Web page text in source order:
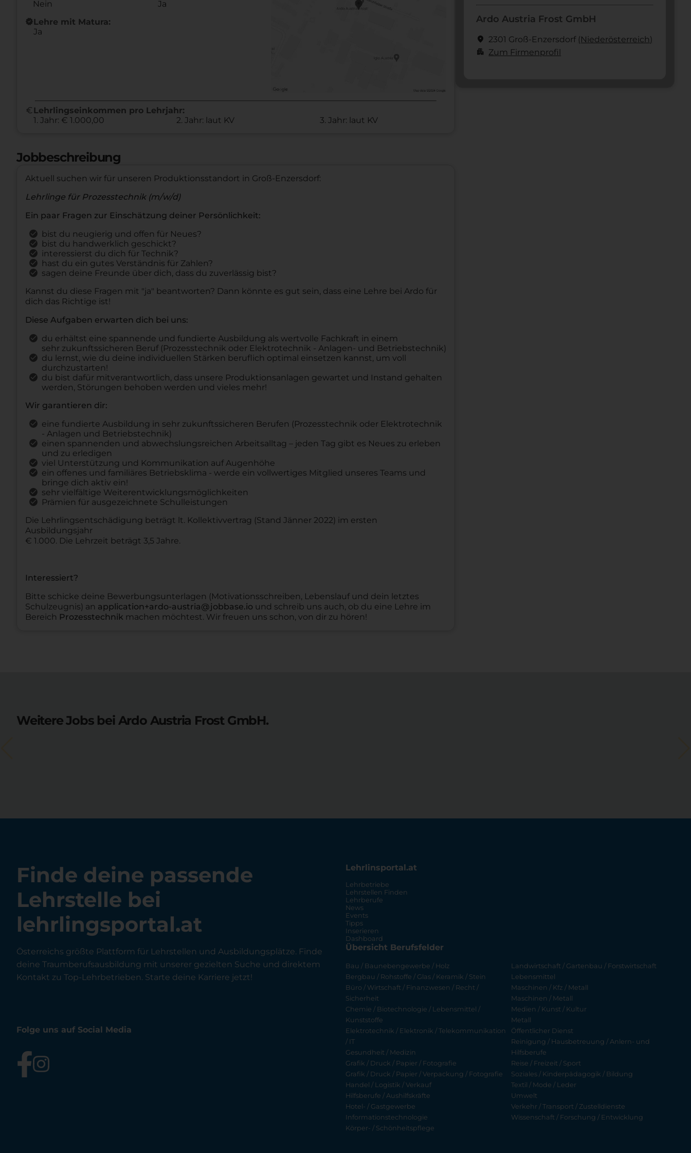
Nein
Ja
new_releasesLehre mit Matura:
Ja
euro Lehrlingseinkommen pro Lehrjahr:
1. Jahr: € 1.000,00
2. Jahr: laut KV 3. Jahr: laut KV
Jobbeschreibung
Aktuell suchen wir für unseren Produktionsstandort in Groß-Enzersdorf:
Lehrlinge für Prozesstechnik (m/w/d)
Ein paar Fragen zur Einschätzung deiner Persönlichkeit:
bist du neugierig und offen für Neues?
bist du handwerklich geschickt?
interessierst du dich für Technik?
hast du ein gutes Verständnis für Zahlen?
sagen deine Freunde über dich, dass du zuverlässig bist?
Kannst du diese Fragen mit "ja" beantworten? Dann könnte es gut sein, dass eine Lehre bei Ardo für
dich das Richtige ist!
Diese Aufgaben erwarten dich bei uns:
du erhältst eine spannende und fundierte Ausbildung als wertvolle Fachkraft in einem
sehr zukunftssicheren Beruf (Prozesstechnik oder Elektrotechnik - Anlagen- und Betriebstechnik)
du lernst, wie du deine individuellen Stärken beruflich optimal einsetzen kannst, um voll
durchzustarten!
du bist dafür mitverantwortlich, dass unsere Produktionsanlagen gewartet und Instand gehalten
werden, Störungen behoben werden und vieles mehr!
Wir garantieren dir:
eine fundierte Ausbildung in sehr zukunftssicheren Berufen (Prozesstechnik oder Elektrotechnik
- Anlagen und Betriebstechnik)
einen spannenden und abwechslungsreichen Arbeitsalltag – jeden Tag gibt es Neues zu erleben
und zu erledigen
viel Unterstützung und Kommunikation auf Augenhöhe
ein offenes und familiäres Betriebsklima - werde ein vollwertiges Mitglied unseres Teams und
bringe dich aktiv ein!
sehr vielfältige Weiterentwicklungsmöglichkeiten
Prämien für ausgezeichnete Schulleistungen
Die Lehrlingsentschädigung beträgt lt. Kollektivvertrag (Stand Jänner 2022) im ersten
Ausbildungsjahr
€ 1.000. Die Lehrzeit beträgt 3,5 Jahre.
Interessiert?
Bitte schicke deine Bewerbungsunterlagen (Motivationsschreiben, Lebenslauf und dein letztes
Schulzeugnis) an application+ardo-austria@jobbase.io und schreib uns auch, ob du eine Lehre im
Bereich Prozesstechnik machen möchtest. Wir freuen uns schon, von dir zu hören!
Ardo Austria Frost GmbH
location_on 2301 Groß-Enzersdorf (Nieder­österreich)
apartment Zum Firmenprofil
Weitere Jobs bei Ardo Austria Frost GmbH.
Finde deine passende
Lehrstelle bei
lehrlingsportal.at
Österreichs größte Plattform für Lehrstellen und Ausbildungsplätze. Finde
deine Traumberufsausbildung mit unserer gezielten Suche und direktem
Kontakt zu Top-Lehrbetrieben. Starte deine Karriere jetzt!
Folge uns auf Social Media
Lehrlinsportal.at
Lehrbetriebe
Lehrstellen Finden
Lehrberufe
News
Events
Tipps
Inserieren
Dashboard
Übersicht Berufsfelder
Bau / Baunebengewerbe / Holz
Bergbau / Rohstoffe / Glas / Keramik / Stein
Büro / Wirtschaft / Finanzwesen / Recht /
Sicherheit
Chemie / Biotechnologie / Lebensmittel /
Kunststoffe
Elektrotechnik / Elektronik / Telekommunikation
/ IT
Gesundheit / Medizin
Grafik / Druck / Papier / Fotografie
Grafik / Druck / Papier / Verpackung / Fotografie
Handel / Logistik / Verkauf
Hilfsberufe / Aushilfskräfte
Hotel- / Gastgewerbe
Informationstechnologie
Körper- / Schönheitspflege
Landwirtschaft / Gartenbau / Forstwirtschaft
Lebensmittel
Maschinen / Kfz / Metall
Maschinen / Metall
Medien / Kunst / Kultur
Metall
Öffentlicher Dienst
Reinigung / Hausbetreuung / Anlern- und
Hilfsberufe
Reise / Freizeit / Sport
Soziales / Kinderpädagogik / Bildung
Textil / Mode / Leder
Umwelt
Verkehr / Transport / Zustelldienste
Wissenschaft / Forschung / Entwicklung